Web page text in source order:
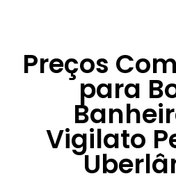
Preços
para
Vigilato